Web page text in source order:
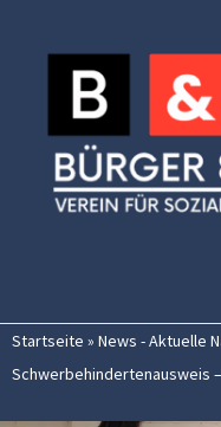
Inhalt
springen
Startseite » News - Aktuelle
Schwerbehindertenausweis